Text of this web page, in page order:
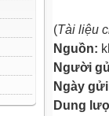
(Tài liệu
Nguồn:
Người
Ngày
Dung